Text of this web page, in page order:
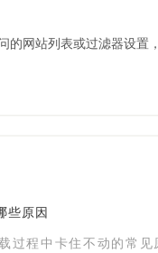
的网站列表或过滤器设置
些原因
过程中卡住不动的常见